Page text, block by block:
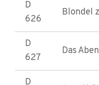
D
626
Blondel
D
627
Das
D